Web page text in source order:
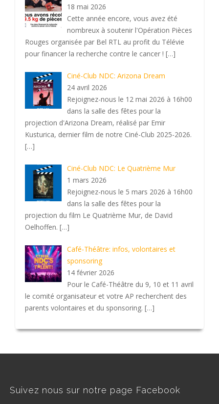
18 mai 2026
Cette année encore, vous avez été
nombreux à soutenir l'Opération Pièces
Rouges organisée par Bel RTL au profit du Télévie
pour financer la recherche contre le cancer ! […]
Ciné-Club NDC: Arizona Dream
24 avril 2026
Rejoignez-nous le 12 mai 2026 à 16h00
dans la salle des fêtes pour la
projection d'Arizona Dream, réalisé par Emir
Kusturica, dernier film de notre Ciné-Club 2025-2026.
[…]
Ciné-Club NDC: Le Quatrième Mur
1 mars 2026
Rejoignez-nous le 5 mars 2026 à 16h00
dans la salle des fêtes pour la
projection du film Le Quatrième Mur, de David
Oelhoffen. […]
Café-Théâtre: infos, volontaires et
sponsoring
14 février 2026
Pour le Café-Théâtre du 9, 10 et 11 avril
le comité organisateur et votre AP recherchent des
parents volontaires et du sponsoring. […]
Suivez nous sur notre page Facebook